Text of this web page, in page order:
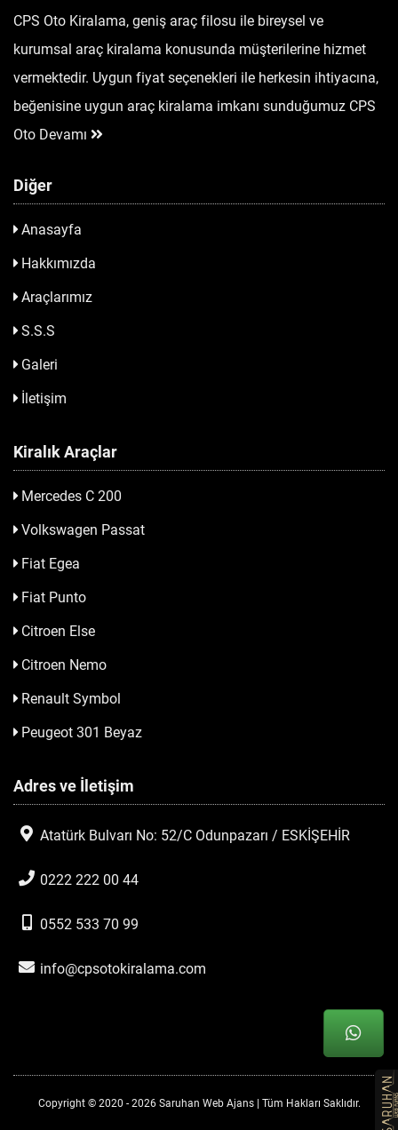
CPS Oto Kiralama, geniş araç filosu ile bireysel ve
kurumsal araç kiralama konusunda müşterilerine hizmet
vermektedir. Uygun fiyat seçenekleri ile herkesin ihtiyacına,
beğenisine uygun araç kiralama imkanı sunduğumuz CPS
Oto Devamı
Diğer
Anasayfa
Hakkımızda
Araçlarımız
S.S.S
Galeri
İletişim
Kiralık Araçlar
Mercedes C 200
Volkswagen Passat
Fiat Egea
Fiat Punto
Citroen Else
Citroen Nemo
Renault Symbol
Peugeot 301 Beyaz
Adres ve İletişim
Atatürk Bulvarı No: 52/C Odunpazarı / ESKİŞEHİR
0222 222 00 44
0552 533 70 99
info@cpsotokiralama.com
Copyright © 2020 - 2026 Saruhan Web Ajans | Tüm Hakları Saklıdır.